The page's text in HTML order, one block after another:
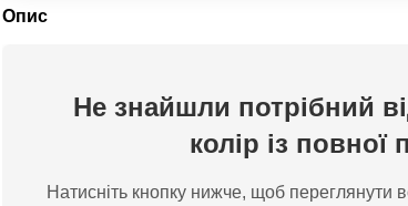
Опис
Не знайшли потрібний
колір із повної
Натисніть кнопку нижче, щоб переглянути